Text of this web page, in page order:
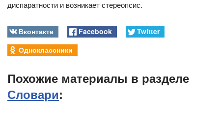
диспаратности и возникает стереопсис.
Вконтакте Facebook
Twitter
Одноклассники
Похожие материалы в разделе
Словари: